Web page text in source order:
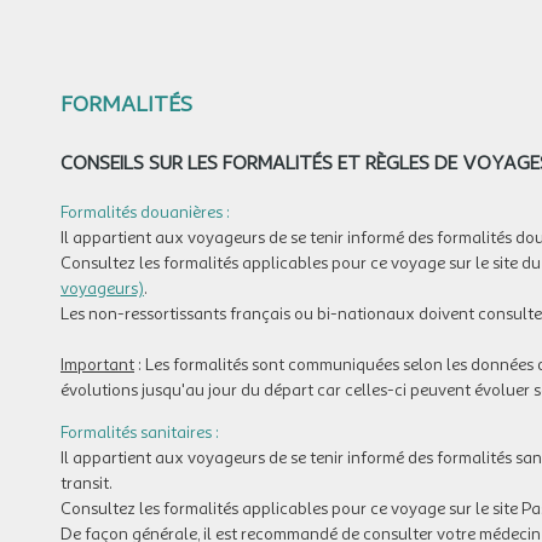
FORMALITÉS
CONSEILS SUR LES FORMALITÉS ET RÈGLES DE
Formalités douanières :
Il appartient aux voyageurs de se tenir informé des formalités
Consultez les formalités applicables pour ce voyage sur le site
voyageurs).
Les non-ressortissants français ou bi-nationaux doivent
Important : Les formalités sont communiquées selon les
évolutions jusqu'au jour du départ car celles-ci peuvent évoluer
Formalités sanitaires :
Il appartient aux voyageurs de se tenir informé des formalités
transit.
Consultez les formalités applicables pour ce voyage sur le site
De façon générale, il est recommandé de consulter votre